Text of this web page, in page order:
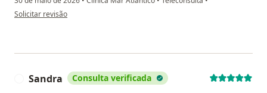
na opinião do utilizador Marluza Sathler Dias
Solicitar revisão
Sandra Consulta verificada